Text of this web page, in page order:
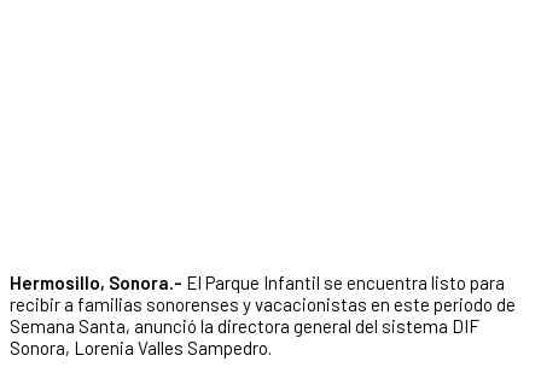
Hermosillo, Sonora.- El Parque Infantil se encuentra listo para
recibir a familias sonorenses y vacacionistas en este periodo de
Semana Santa, anunció la directora general del sistema DIF
Sonora, Lorenia Valles Sampedro.